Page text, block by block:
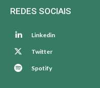
REDES SOCIAIS
Linkedin
Twitter
Spotify